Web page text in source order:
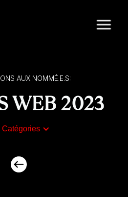
AUX NOMMÉ.E.S:
WEB 2023
Catégories